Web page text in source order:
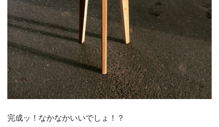
完成ッ！なかなかいいでしょ！？